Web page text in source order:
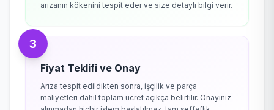
arızanın kökenini tespit eder ve size detaylı bilgi verir.
3
Fiyat Teklifi ve Onay
Arıza tespit edildikten sonra, işçilik ve parça
maliyetleri dahil toplam ücret açıkça belirtilir. Onayınız